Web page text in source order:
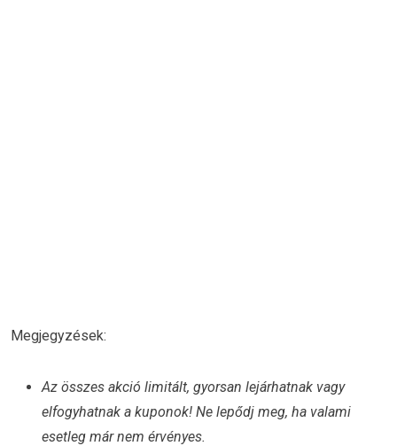
Megjegyzések:
Az összes akció limitált, gyorsan lejárhatnak vagy
elfogyhatnak a kuponok! Ne lepődj meg, ha valami
esetleg már nem érvényes.